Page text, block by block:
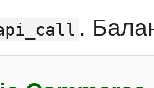
.